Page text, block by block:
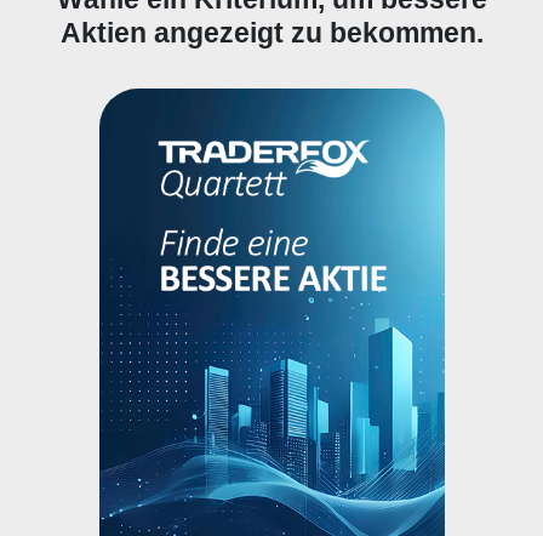
Aktien angezeigt zu bekommen.